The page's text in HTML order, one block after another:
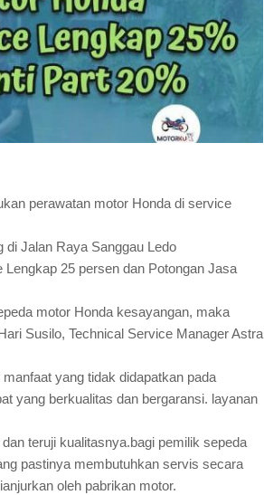
perawatan motor Honda di service
di Jalan Raya Sanggau Ledo
25 persen dan Potongan Jasa
motor Honda kesayangan, maka
Susilo, Technical Service Manager Astra
yang tidak didapatkan pada
yang berkualitas dan bergaransi. layanan
teruji kualitasnya.bagi pemilik sepeda
pastinya membutuhkan servis secara
oleh pabrikan motor.